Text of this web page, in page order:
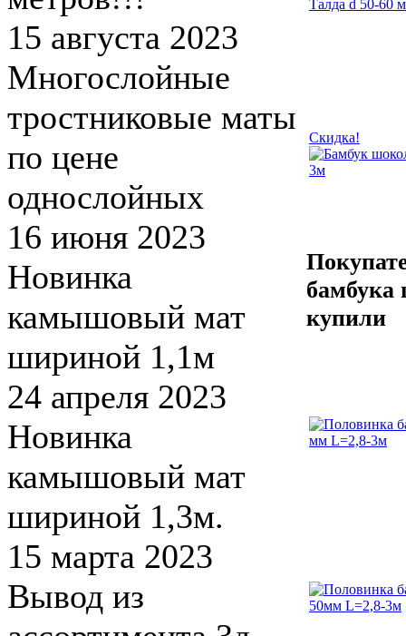
15 августа 2023
Многослойные
тростниковые маты
по цене
однослойных
16 июня 2023
Новинка
камышовый мат
шириной 1,1м
24 апреля 2023
Новинка
камышовый мат
шириной 1,3м.
15 марта 2023
Вывод из
Скидка!
бамбука
купили